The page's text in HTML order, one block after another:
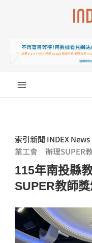
索引新聞 INDEX News
業工會 辦理SUPER
115年南投縣
SUPER教師